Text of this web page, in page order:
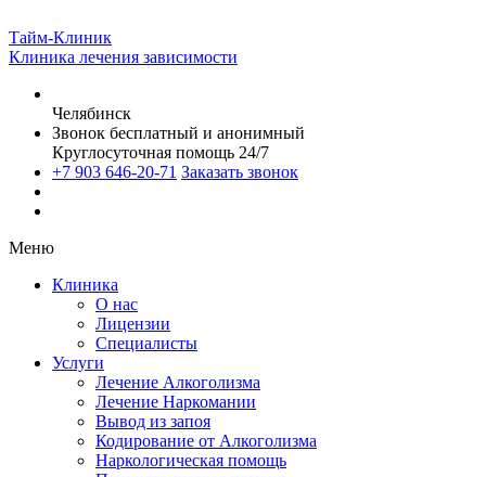
Тайм-Клиник
Клиника лечения зависимости
Челябинск
Звонок бесплатный и анонимный
Круглосуточная помощь 24/7
+7 903 646-20-71 Заказать звонок
Меню
Клиника
О нас
Лицензии
Специалисты
Услуги
Лечение Алкоголизма
Лечение Наркомании
Вывод из запоя
Кодирование от Алкоголизма
Наркологическая помощь